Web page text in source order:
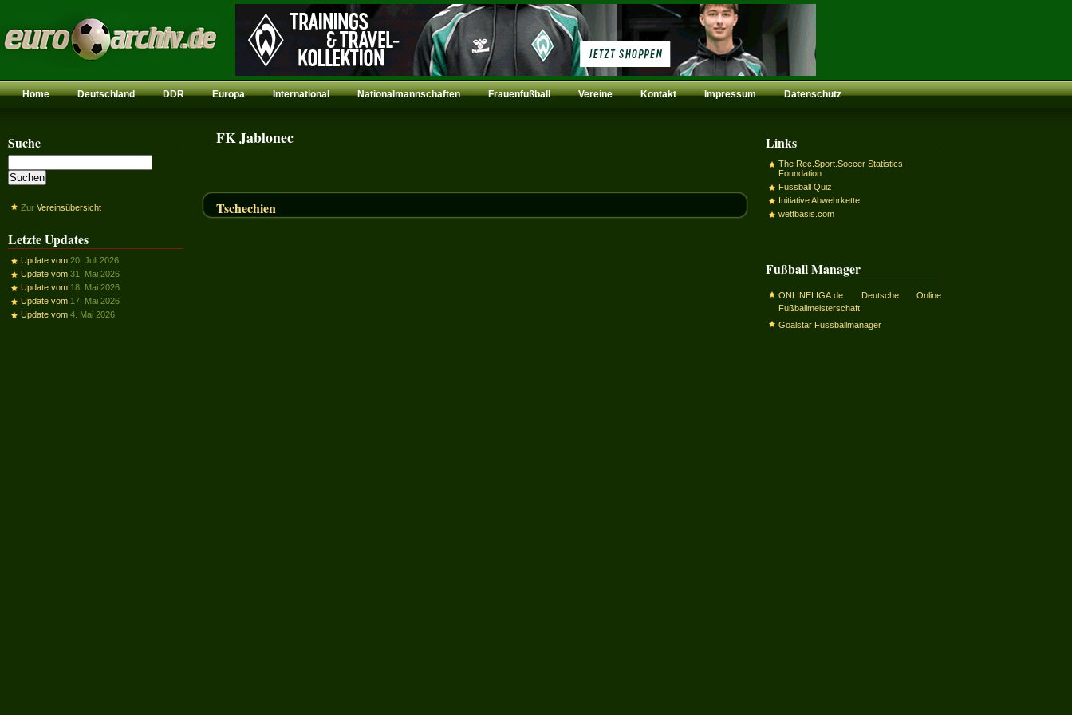
Home Deutschland DDR Europa International Nationalmannschaften Frauenfußball Vereine Kontakt Impressum Datenschutz
Suche
Zur Vereinsübersicht
Letzte Updates
Update vom 20. Juli 2026
Update vom 31. Mai 2026
Update vom 18. Mai 2026
Update vom 17. Mai 2026
Update vom 4. Mai 2026
FK Jablonec
Tschechien
Links
The Rec.Sport.Soccer Statistics
Foundation
Fussball Quiz
Initiative Abwehrkette
wettbasis.com
Fußball Manager
ONLINELIGA.de Deutsche Online
Fußballmeisterschaft
Goalstar Fussballmanager